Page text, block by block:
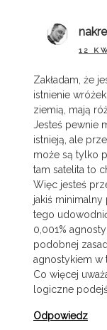
12
Zakładam, że
istnienie
ziemią, mają
Jesteś pewnie
istnieją, ale
może są tylko
tam satelita to
Więc jesteś
jakiś minimalny
tego
0,001%
podobnej
agnostykiem w
Co więcej
logiczne
Odpowiedz